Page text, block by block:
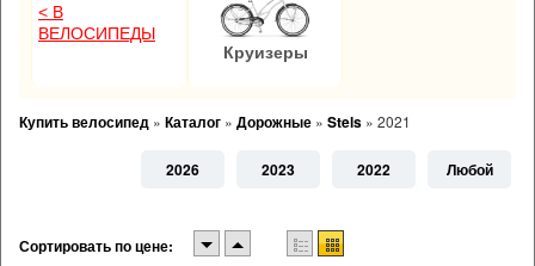
< В
ВЕЛОСИПЕДЫ
Круизеры
Купить велосипед » Каталог » Дорожные » Stels » 2021
2026 2023 2022 Любой
Сортировать по цене: